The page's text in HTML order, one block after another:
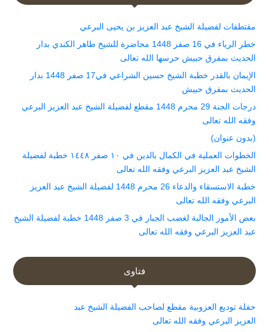
مقتطفات لفضيلة الشيخ عبد العزيز بن يحيى البرعي
خطر الرياء في 16 صفر 1448 محاضرة للشيخ طاهر الكندي بدار
الحديث بمفرق حبيش حرسها الله تعالى
الإيمان بالقدر خطبة الشيخ حسين الشراعي في17 صفر 1448 بدار
الحديث بمفرق حبيش
درجات الجنة 29 محرم 1448 مقطع لفضيلة الشيخ عبد العزيز البرعي
وفقه الله تعالى
(بدون عنوان)
الخطوات العملية في الكمال بالدين في ١٠ صفر ١٤٤٨ خطبة لفضيلة
الشيخ عبد العزيز البرعي وفقه الله تعالى
خطبة الاستسقاء والدعاء 26 محرم 1448 لفضيلة الشيخ عبد العزيز
البرعي وفقه الله تعالى
بعض الأمور الجالبة لغضب الجبار في 3 صفر 1448 خطبة لفضيلة الشيخ
عبد العزيز البرعي وفقه الله تعالى
فتاوى
حفلة توديع العزوبية مقطع لصاحب الفضيلة الشيخ عبد
العزيز البرعي وفقه الله تعالى